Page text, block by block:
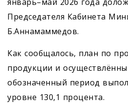
Председателя Кабинета
Б.Аннамаммедов.
Как сообщалось, план по
продукции и
обозначенный период
уровне 130,1 процента.